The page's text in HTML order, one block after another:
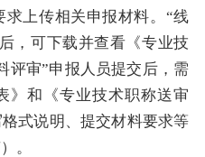
求上传相关申报材料。 “线
，可下载并查看《专业技
评审”申报人员提交后，需
》和《专业技术职称送审
式说明、提交材料要求等
。